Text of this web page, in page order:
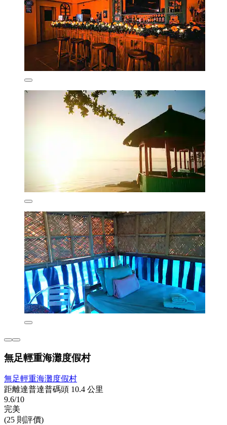
無足輕重海灘度假村
無足輕重海灘度假村
距離達普達普碼頭 10.4 公里
9.6/10
完美
(25 則評價)